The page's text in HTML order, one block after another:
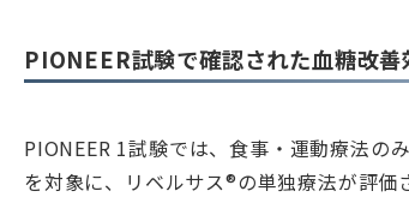
PIONEER試験で確認された血糖改善
PIONEER 1試験では、食事・運動療法の
を対象に、リベルサス®の単独療法が評